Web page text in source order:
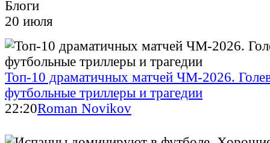
Блоги
20 июля
Топ-10 драматичных матчей ЧМ-2026.
футбольные триллеры и трагедии
22:20Roman Novikov